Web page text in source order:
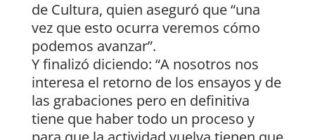
de Cultura, quien aseguró que “una
vez que esto ocurra veremos cómo
podemos avanzar”.
Y finalizó diciendo: “A nosotros nos
interesa el retorno de los ensayos y de
las grabaciones pero en definitiva
tiene que haber todo un proceso y